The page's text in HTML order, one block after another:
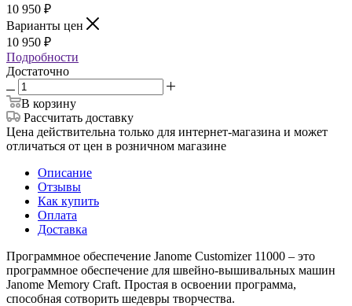
10 950 ₽
Варианты цен
10 950 ₽
Подробности
Достаточно
В корзину
Рассчитать доставку
Цена действительна только для интернет-магазина и может
отличаться от цен в розничном магазине
Описание
Отзывы
Как купить
Оплата
Доставка
Программное обеспечение Janome Customizer 11000 – это
программное обеспечение для швейно-вышивальных машин
Janome Memory Craft. Простая в освоении программа,
способная сотворить шедевры творчества.